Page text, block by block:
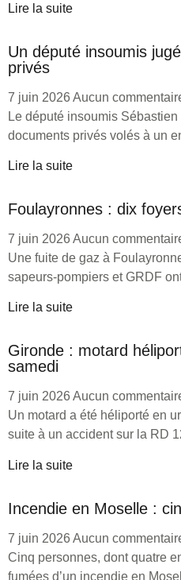
Lire la suite
Un député insoumis
privés
7 juin 2026Aucun
Le député insoumis
documents privés volés à un
Lire la suite
Foulayronnes : dix
7 juin 2026Aucun
Une fuite de gaz à
sapeurs-pompiers et GRDF
Lire la suite
Gironde : motard
samedi
7 juin 2026Aucun
Un motard a été héliporté en
suite à un accident sur la RD
Lire la suite
Incendie en Moselle :
7 juin 2026Aucun
Cinq personnes, dont quatre
fumées d’un incendie en